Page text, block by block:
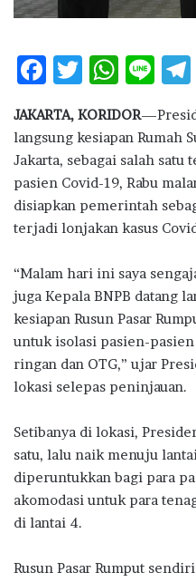
F
e
b
o
o
k
T
it
te
r
W
at
s
A
p
p
Li
e
JAKARTA, KORIDOR
langsung kesiapan Rumah
Jakarta, sebagai salah satu
pasien Covid-19, Rabu
disiapkan pemerintah
terjadi lonjakan kasus
“Malam hari ini saya
juga Kepala BNPB datang
kesiapan Rusun Pasar
untuk isolasi pasien-
ringan dan OTG,” ujar
lokasi selepas peninjauan.
Setibanya di lokasi,
satu, lalu naik menuju
diperuntukkan bagi para
akomodasi untuk para
di lantai 4.
Rusun Pasar Rumput